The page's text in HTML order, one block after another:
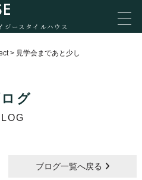
ジースタイルハウス
> 見学会まであと少し
グ
ブログ一覧へ戻る